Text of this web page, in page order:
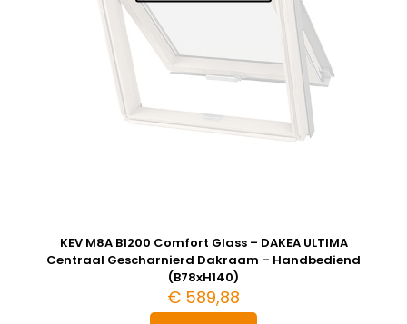
KEV M8A B1200 Comfort Glass – DAKEA ULTIMA
Centraal Gescharnierd Dakraam – Handbediend
(B78xH140)
€ 589,88